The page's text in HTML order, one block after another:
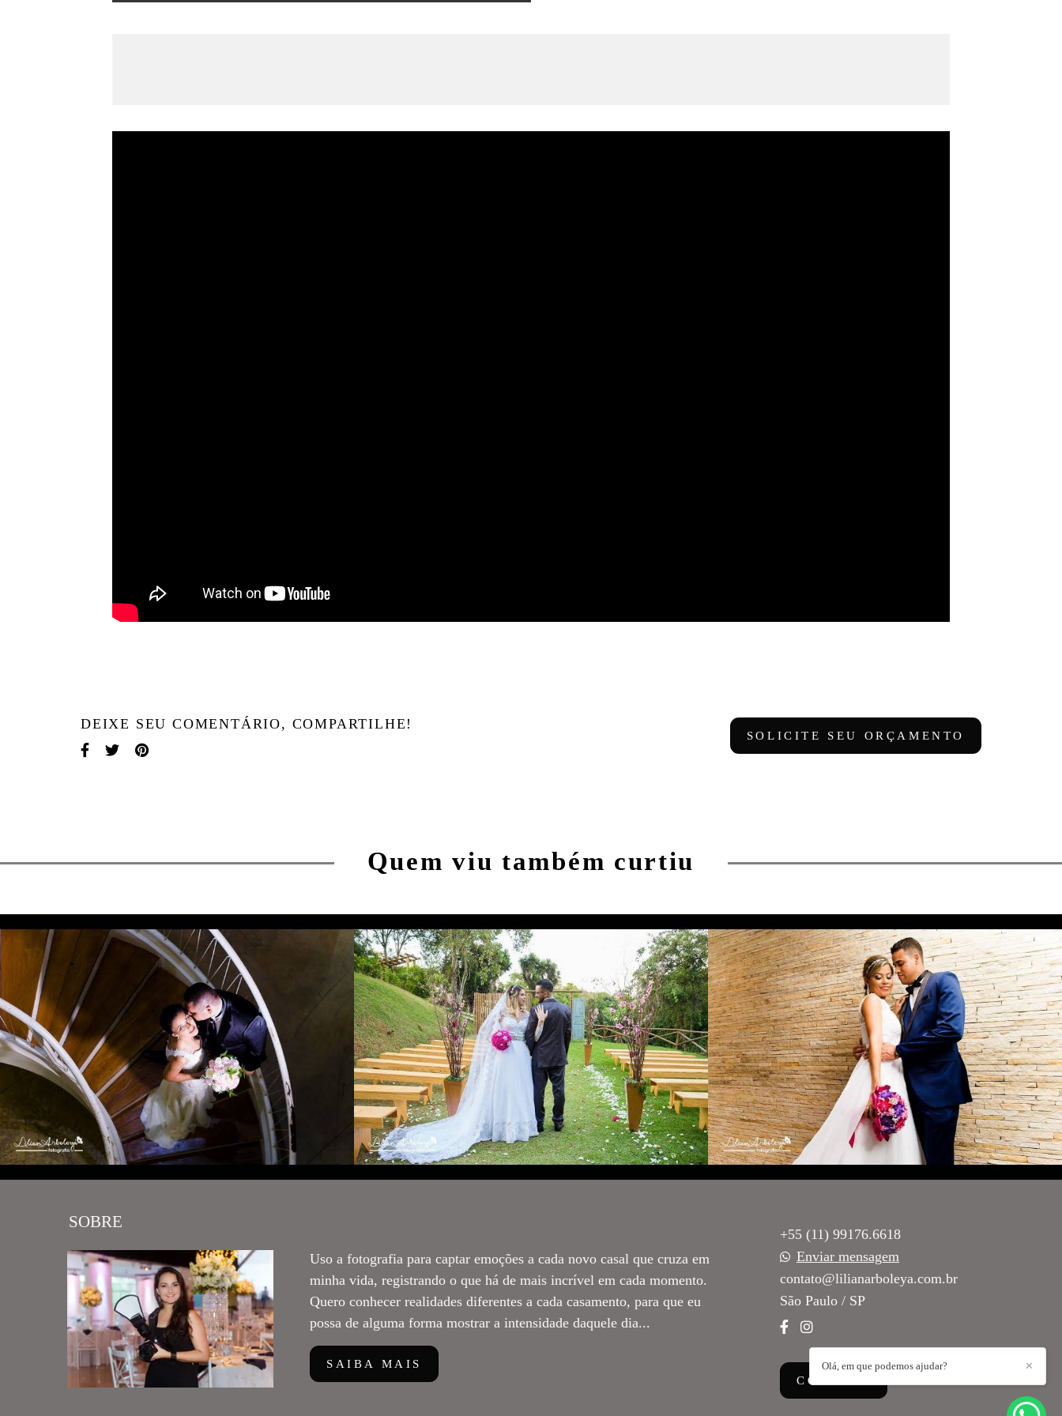
DEIXE SEU COMENTÁRIO, COMPARTILHE!
SOLICITE SEU ORÇAMENTO
Quem viu também curtiu
SOBRE
Uso a fotografia para captar emoções a cada novo casal que cruza em
minha vida, registrando o que há de mais incrível em cada momento.
Quero conhecer realidades diferentes a cada casamento, para que eu
possa de alguma forma mostrar a intensidade daquele dia...
SAIBA MAIS
+55 (11) 99176.6618
Enviar mensagem
contato@lilianarboleya.com.br
São Paulo / SP
CONTATO
✕
Olá, em que podemos ajudar?